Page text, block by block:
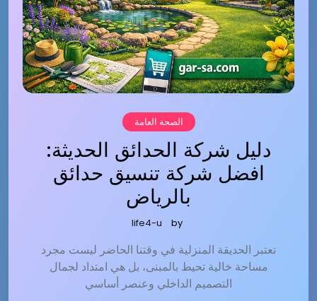
الصحة العامة
دليل شركة الحدائق الحديثة:
افضل شركة تنسيق حدائق
بالرياض
by
life4-u
تعتبر الحديقة المنزلية في وقتنا الحاضر ليست مجرد
مساحة خالية تحيط بالمبنى، بل هي امتداد لجمال
التصميم الداخلي وعنصر أساسي